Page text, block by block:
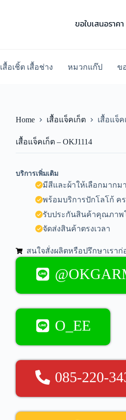
ขอใบเสนอราคา
เสื้อเชิ้ต เสื้อช่าง หมวกแก๊ป ข
Home เสื้อแจ็คเก็ต เสื้อแจ็ค
เสื้อแจ็คเก็ต – OKJ1114
บริการเพิ่มเติม
มีสีและผ้าให้เลือกมากม
พร้อมบริการปักโลโก้ ค
รับประกันสินค้าคุณภาพ
จัดส่งสินค้าตรงเวลา
สนใจสั่งผลิตหรือปรึกษาเราก่
O_EE
085-220-